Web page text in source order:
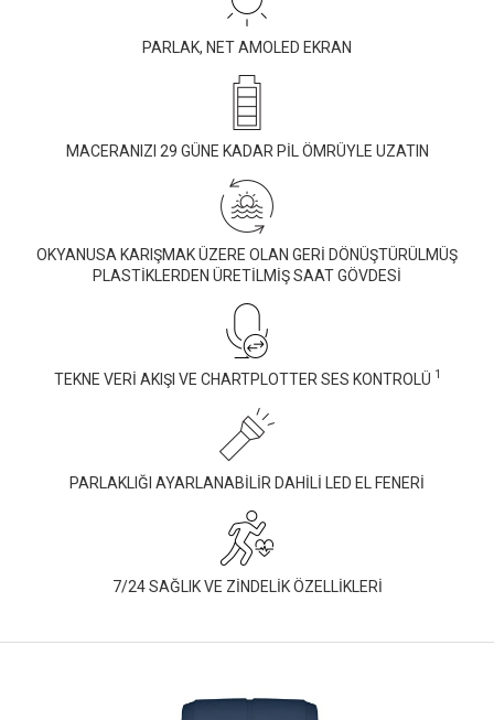
PARLAK, NET AMOLED EKRAN
MACERANIZI 29 GÜNE KADAR PİL ÖMRÜYLE UZATIN
OKYANUSA KARIŞMAK ÜZERE OLAN GERİ DÖNÜŞTÜRÜLMÜŞ
PLASTİKLERDEN ÜRETİLMİŞ SAAT GÖVDESİ
TEKNE VERİ AKIŞI VE CHARTPLOTTER SES KONTROLÜ 1
PARLAKLIĞI AYARLANABİLİR DAHİLİ LED EL FENERİ
7/24 SAĞLIK VE ZİNDELİK ÖZELLİKLERİ